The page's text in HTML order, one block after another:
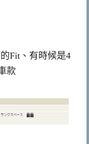
Fit、有時候是4
款